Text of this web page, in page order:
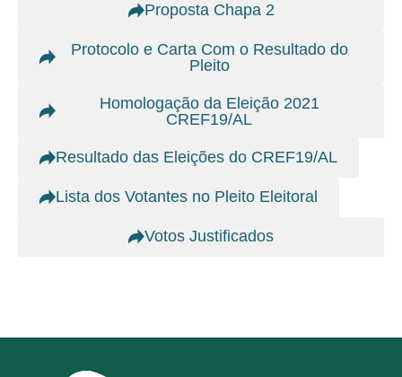
Proposta Chapa 2
Protocolo e Carta Com o Resultado do
Pleito
Homologação da Eleição 2021
CREF19/AL
Resultado das Eleições do CREF19/AL
Lista dos Votantes no Pleito Eleitoral
Votos Justificados